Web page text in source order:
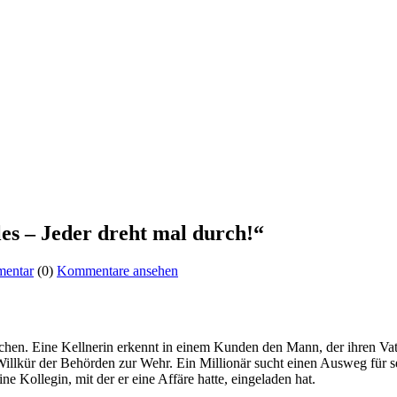
– Jeder dreht mal durch!“
(0) Kommentare ansehen
Eine Kellnerin erkennt in einem Kunden den Mann, der ihren
der Behörden zur Wehr. Ein Millionär sucht einen Ausweg für
Kollegin, mit der er eine Affäre hatte, eingeladen hat.